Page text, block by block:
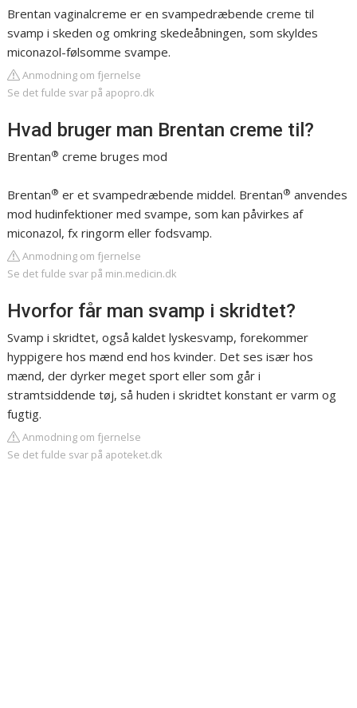
Brentan vaginalcreme er en svampedræbende creme til
svamp i skeden og omkring skedeåbningen, som skyldes
miconazol-følsomme svampe.
Anmodning om fjernelse
Se det fulde svar på apopro.dk
Hvad bruger man Brentan creme til?
Brentan® creme bruges mod
Brentan® er et svampedræbende middel. Brentan® anvendes
mod hudinfektioner med svampe, som kan påvirkes af
miconazol, fx ringorm eller fodsvamp.
Anmodning om fjernelse
Se det fulde svar på min.medicin.dk
Hvorfor får man svamp i skridtet?
Svamp i skridtet, også kaldet lyskesvamp, forekommer
hyppigere hos mænd end hos kvinder. Det ses især hos
mænd, der dyrker meget sport eller som går i
stramtsiddende tøj, så huden i skridtet konstant er varm og
fugtig.
Anmodning om fjernelse
Se det fulde svar på apoteket.dk